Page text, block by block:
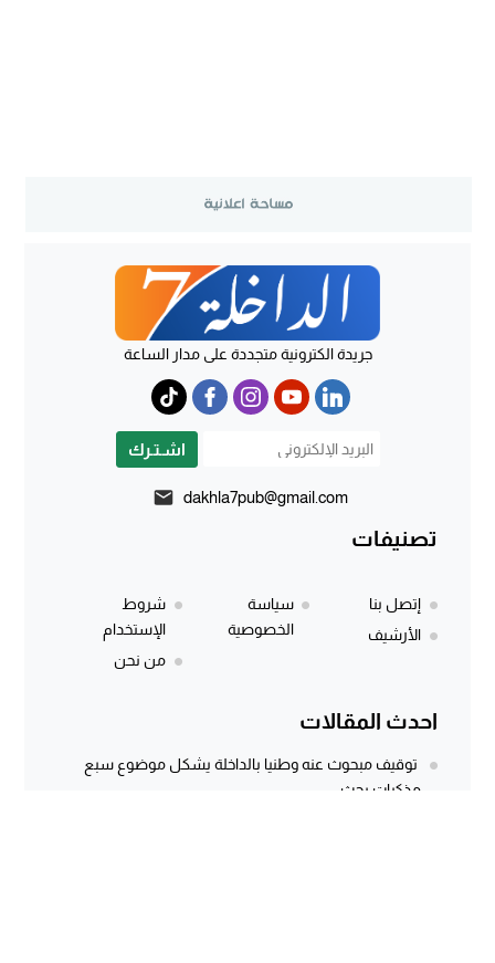
جريدة الكترونية متجددة على مدار الساعة
اشـتـرك
dakhla7pub@gmail.com
تصنيفات
إتصل بنا
الأرشيف
سياسة
الخصوصية
شروط
الإستخدام
من نحن
احدث المقالات
توقيف مبحوث عنه وطنيا بالداخلة يشكل موضوع سبع
مذكرات بحث